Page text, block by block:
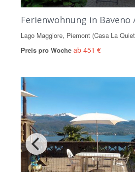
Ferienwohnung in Baveno
Lago Maggiore, Piemont (Casa La
Preis pro Woche ab 451 €